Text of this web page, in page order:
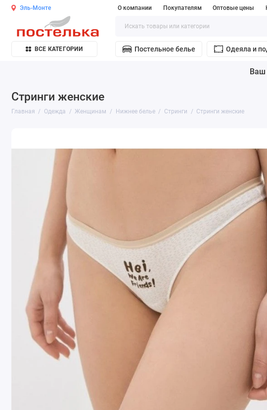
Эль-Монте О компании Покупателям Оптовые цены
ВСЕ КАТЕГОРИИ Постельное белье Одеяла и
Ваш
Стринги женские
Главная Одежда Женщинам Нижнее белье Стринги Стринги женские